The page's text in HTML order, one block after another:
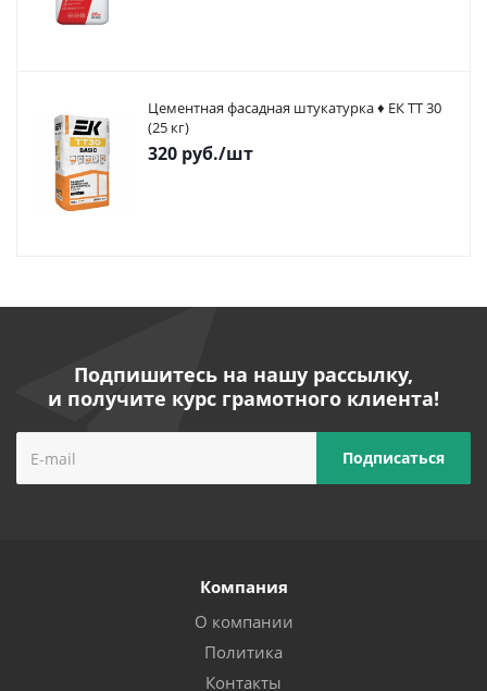
Цементная фасадная штукатурка ♦ ЕК ТТ 30
(25 кг)
320 руб./шт
Подпишитесь на нашу рассылку,
и получите курс грамотного клиента!
Компания
О компании
Политика
Контакты